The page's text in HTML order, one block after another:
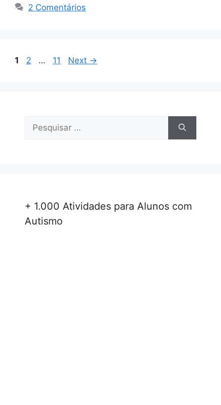
2 Comentários
Page
1 Page
2 … Page
11 Next →
Pesquisar
+ 1.000 Atividades para Alunos com
Autismo